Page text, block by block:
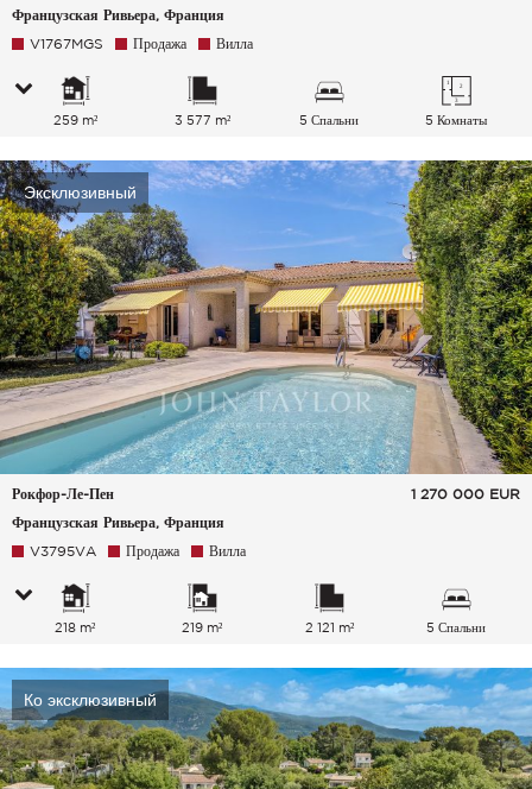
Французская Ривьера, Франция
V1767MGS
Продажа Вилла
259 m² 3 577 m² 5 Спальни 5 Комнаты
Эксклюзивный
Рокфор-Ле-Пен
Французская Ривьера, Франция
1 270 000 EUR
V3795VA Продажа Вилла
218 m² 219 m² 2 121 m² 5 Спальни
Ко эксклюзивный